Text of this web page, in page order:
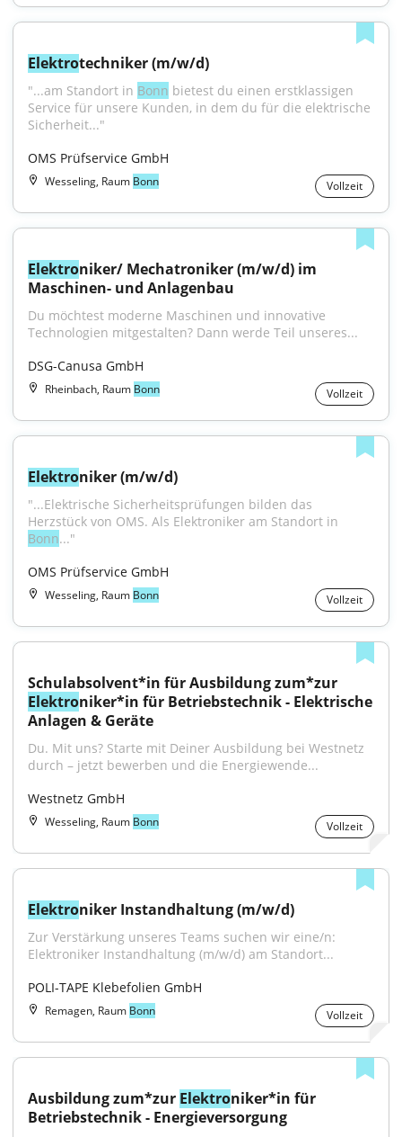
Elektrotechniker (m/w/d)
"...am Standort in Bonn bietest du einen erstklassigen
Service für unsere Kunden, in dem du für die elektrische
Sicherheit..."
OMS Prüfservice GmbH
Wesseling, Raum Bonn Vollzeit
Elektroniker/ Mechatroniker (m/w/d) im
Maschinen- und Anlagenbau
Du möchtest moderne Maschinen und innovative
Technologien mitgestalten? Dann werde Teil unseres...
DSG-Canusa GmbH
Rheinbach, Raum Bonn Vollzeit
Elektroniker (m/w/d)
"...Elektrische Sicherheitsprüfungen bilden das
Bonn..."
OMS Prüfservice GmbH
Wesseling, Raum Bonn Vollzeit
Elektroniker*in für Betriebstechnik - Elektrische
Anlagen & Geräte
Du. Mit uns? Starte mit Deiner Ausbildung bei Westnetz
durch – jetzt bewerben und die Energiewende...
Westnetz GmbH
Wesseling, Raum Bonn Vollzeit
Elektroniker Instandhaltung (m/w/d)
Zur Verstärkung unseres Teams suchen wir eine/n:
Elektroniker Instandhaltung (m/w/d) am Standort...
POLI-TAPE Klebefolien GmbH
Remagen, Raum Bonn Vollzeit
Ausbildung zum*zur Elektroniker*in für
Betriebstechnik - Energieversorgung